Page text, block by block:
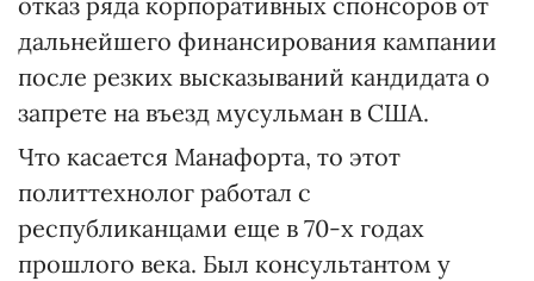
дальнейшего финансирования кампании
после резких высказываний кандидата о
запрете на въезд мусульман в США.
Что касается Манафорта, то этот
политтехнолог работал с
республиканцами еще в 70-х годах
прошлого века. Был консультантом у